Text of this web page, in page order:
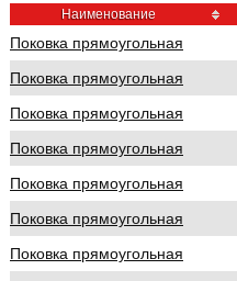
Наименование
Поковка прямоугольная
Поковка прямоугольная
Поковка прямоугольная
Поковка прямоугольная
Поковка прямоугольная
Поковка прямоугольная
Поковка прямоугольная